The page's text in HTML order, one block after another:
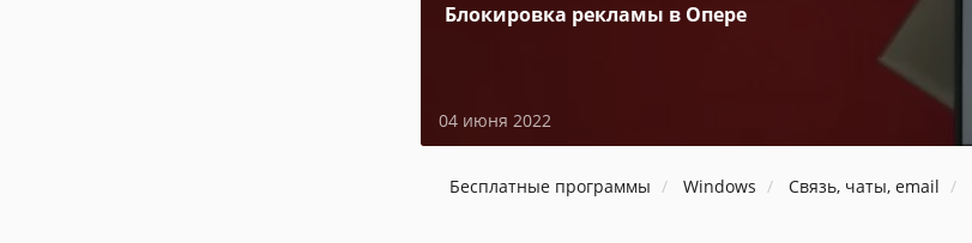
Блокировка рекламы в Опере
04 июня 2022
Бесплатные программы Windows Связь, чаты, email